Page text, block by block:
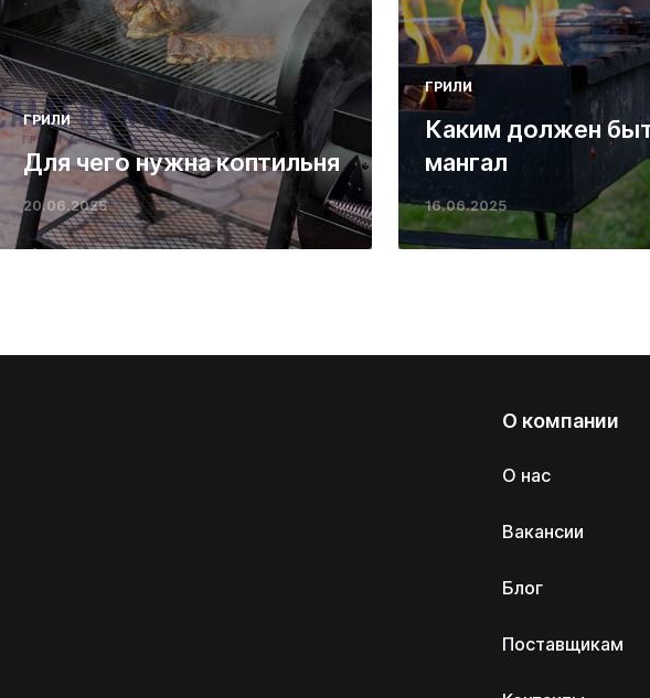
ГРИЛИ
Для чего нужна коптильня
20.06.2025
ГРИЛИ
Каким должен
мангал
16.06.2025
О компании
О нас
Вакансии
Блог
Поставщикам